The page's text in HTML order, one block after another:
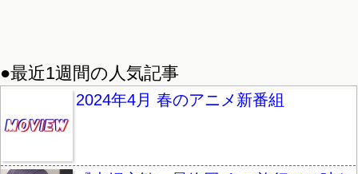
●最近1週間の人気記事
2024年4月 春のアニメ新番組